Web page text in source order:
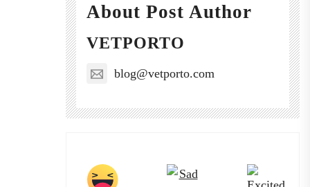
About Post Author
VETPORTO
blog@vetporto.com